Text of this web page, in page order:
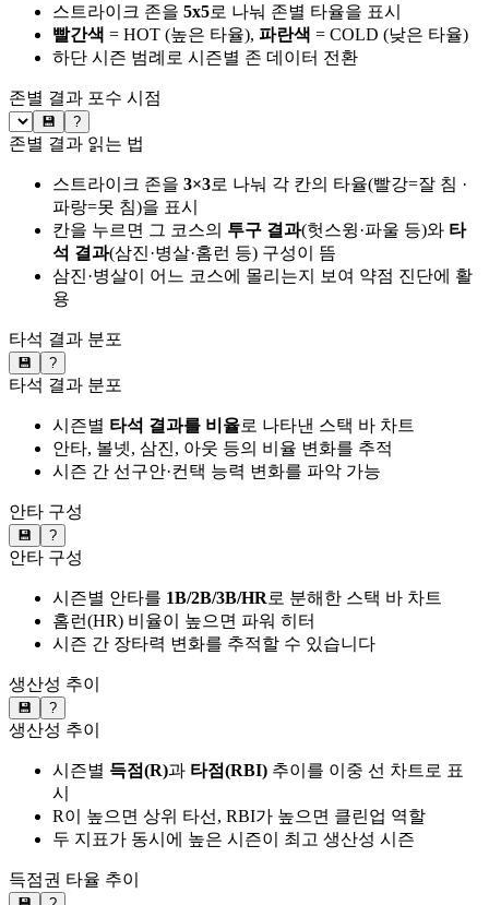
스트라이크 존을 5x5로 나눠 존별 타율을 표시
빨간색 = HOT (높은 타율), 파란색 = COLD (낮은 타율)
하단 시즌 범례로 시즌별 존 데이터 전환
존별 결과 포수 시점
💾 ?
존별 결과 읽는 법
스트라이크 존을 3×3로 나눠 각 칸의 타율(빨강=잘 침 ·
파랑=못 침)을 표시
칸을 누르면 그 코스의 투구 결과(헛스윙·파울 등)와 타
석 결과(삼진·병살·홈런 등) 구성이 뜸
삼진·병살이 어느 코스에 몰리는지 보여 약점 진단에 활
용
타석 결과 분포
💾 ?
타석 결과 분포
시즌별 타석 결과를 비율로 나타낸 스택 바 차트
안타, 볼넷, 삼진, 아웃 등의 비율 변화를 추적
시즌 간 선구안·컨택 능력 변화를 파악 가능
안타 구성
💾 ?
안타 구성
시즌별 안타를 1B/2B/3B/HR로 분해한 스택 바 차트
홈런(HR) 비율이 높으면 파워 히터
시즌 간 장타력 변화를 추적할 수 있습니다
생산성 추이
💾 ?
생산성 추이
시즌별 득점(R)과 타점(RBI) 추이를 이중 선 차트로 표
시
R이 높으면 상위 타선, RBI가 높으면 클린업 역할
두 지표가 동시에 높은 시즌이 최고 생산성 시즌
득점권 타율 추이